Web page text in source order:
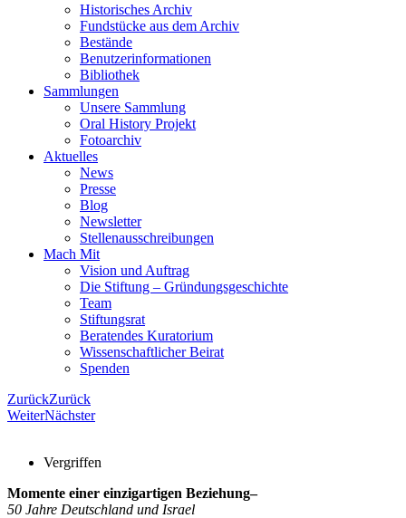
Historisches Archiv
Fundstücke aus dem Archiv
Bestände
Benutzerinformationen
Bibliothek
Sammlungen
Unsere Sammlung
Oral History Projekt
Fotoarchiv
Aktuelles
News
Presse
Blog
Newsletter
Stellenausschreibungen
Mach Mit
Vision und Auftrag
Die Stiftung – Gründungsgeschichte
Team
Stiftungsrat
Beratendes Kuratorium
Wissenschaftlicher Beirat
Spenden
ZurückZurück
WeiterNächster
Vergriffen
Momente einer einzigartigen Beziehung–
50 Jahre Deutschland und Israel